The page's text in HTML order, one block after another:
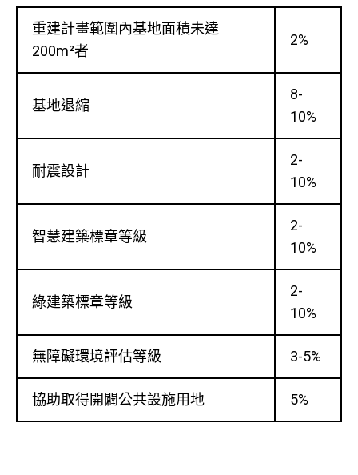
重建計畫範圍內基地面積未達
200m²者
2%
基地退縮
8-
10%
耐震設計
2-
10%
智慧建築標章等級
2-
10%
綠建築標章等級
2-
10%
無障礙環境評估等級 3-5%
協助取得開闢公共設施用地 5%